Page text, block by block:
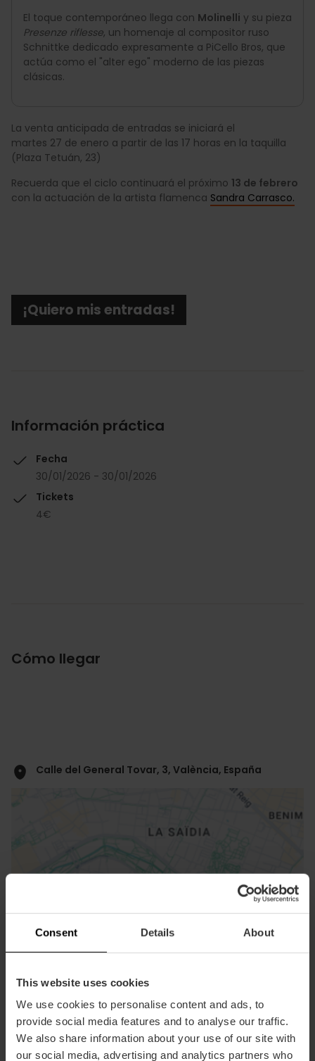
Consent Details About
This website uses cookies
We use cookies to personalise content and ads, to
provide social media features and to analyse our traffic.
We also share information about your use of our site with
our social media, advertising and analytics partners who
El toque contemporáneo llega con Molinelli y su pieza
Presenze riflesse, un homenaje al compositor ruso
Schnittke dedicado expresamente a PiCello Bros, que
actúa como el "alter ego" moderno de las piezas
clásicas.
La venta anticipada de entradas se iniciará el
martes 27 de enero a partir de las 17 horas en la taquilla
(Plaza Tetuán, 23)
Recuerda que el ciclo continuará el próximo 13 de febrero
con la actuación de la artista flamenca Sandra Carrasco.
¡Quiero mis entradas!
Información práctica
Fecha
30/01/2026 - 30/01/2026
Tickets
4€
Cómo llegar
Calle del General Tovar, 3, València, España